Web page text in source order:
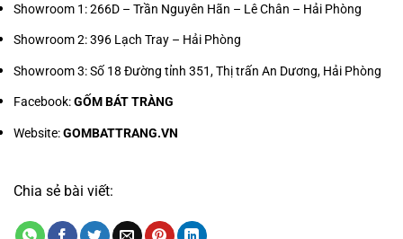
Showroom 1:266D – Trần Nguyên Hãn – Lê Chân – Hải Phòng
Showroom 2:396 Lạch Tray – Hải Phòng
Showroom 3:Số 18 Đường tỉnh 351, Thị trấn An Dương, Hải Phòng
Facebook:GỐM BÁT TRÀNG
Website:GOMBATTRANG.VN
Chia sẻ bài viết: